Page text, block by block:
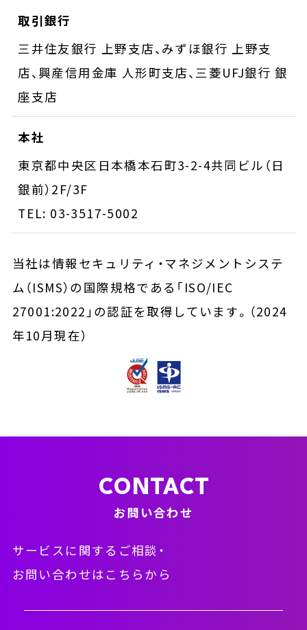
取引銀行
三井住友銀行 上野支店、みずほ銀行 上野支
店、興産信用金庫 人形町支店、三菱UFJ銀行 銀
座支店
本社
東京都中央区日本橋本石町3-2-4共同ビル（日
銀前）2F/3F
TEL: 03-3517-5002
当社は情報セキュリティ・マネジメントシステ
ム（ISMS）の国際規格である「ISO/IEC
27001:2022」の認証を取得しています。（2024
年10月現在）
CONTACT
お問い合わせ
サービスに関するご相談・
お問い合わせはこちらから